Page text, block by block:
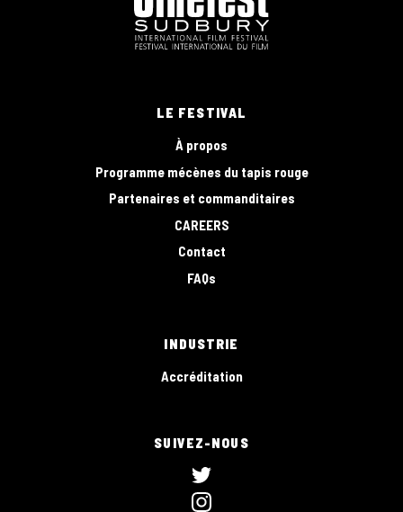
LE FESTIVAL
À propos
Programme mécènes du tapis rouge
Partenaires et commanditaires
CAREERS
Contact
FAQs
INDUSTRIE
Accréditation
SUIVEZ-NOUS